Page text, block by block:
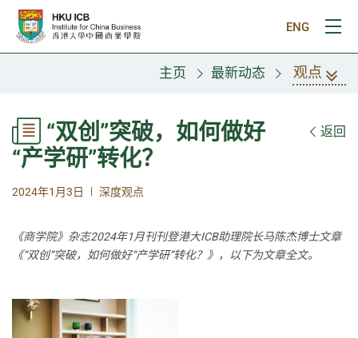
跳往主要内容
ENG
打
主页 最新动态 观点
“双创”突破，如何做好
“产学研”转化？
返回
2024年1月3日 | 深度观点
《商学院》杂志2024年1月刊刊登港大ICB助理院长马陈杰博士文章
《“双创”突破，如何做好“产学研”转化？》，以下为文章全文。